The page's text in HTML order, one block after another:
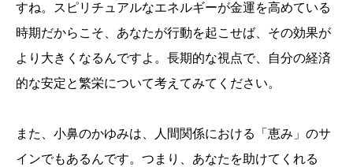
すね。スピリチュアルなエネルギーが金運を高めている
時期だからこそ、あなたが行動を起こせば、その効果が
より大きくなるんですよ。長期的な視点で、自分の経済
的な安定と繁栄について考えてみてください。
また、小鼻のかゆみは、人間関係における「恵み」のサ
インでもあるんです。つまり、あなたを助けてくれる